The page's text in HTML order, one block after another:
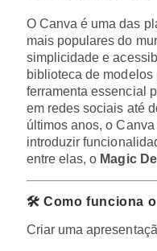
O Canva é uma das
mais populares do
simplicidade e
biblioteca de modelos
ferramenta essencial
em redes sociais até
últimos anos, o
introduzir
entre elas, o Magic
🛠️ Como funciona
Criar uma